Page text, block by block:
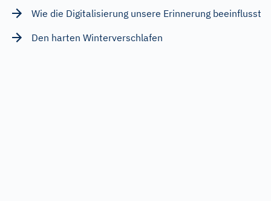
Wie die Digitalisierung unsere Erinnerung beeinflusst
Den harten Winterverschlafen